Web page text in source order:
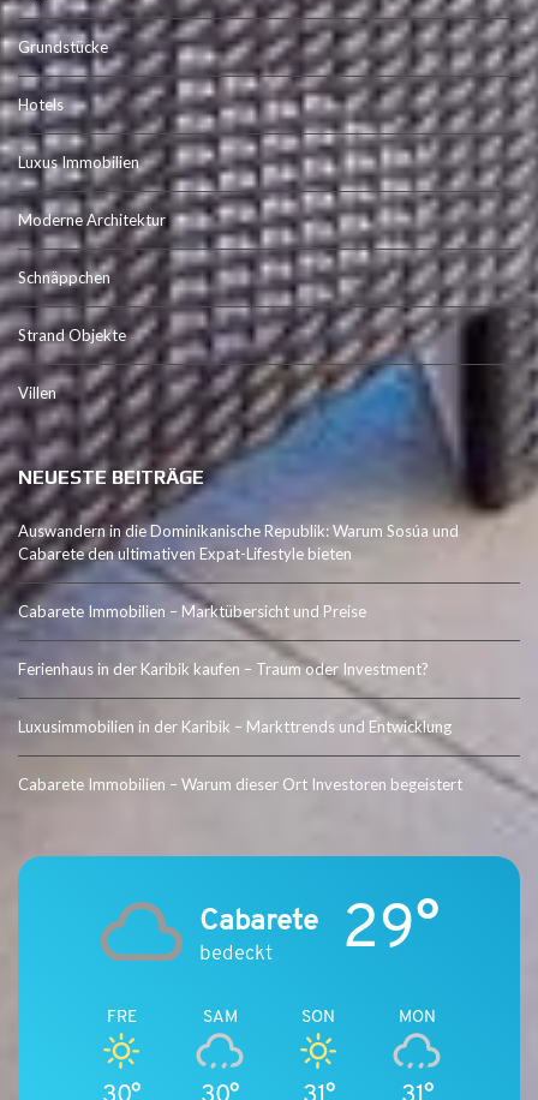
Grundstücke
Hotels
Luxus Immobilien
Moderne Architektur
Schnäppchen
Strand Objekte
Villen
NEUESTE BEITRÄGE
Auswandern in die Dominikanische Republik: Warum Sosúa und
Cabarete den ultimativen Expat-Lifestyle bieten
Cabarete Immobilien – Marktübersicht und Preise
Ferienhaus in der Karibik kaufen – Traum oder Investment?
Luxusimmobilien in der Karibik – Markttrends und Entwicklung
Cabarete Immobilien – Warum dieser Ort Investoren begeistert
Cabarete
bedeckt 29°
FRE
30°
SAM
30°
SON
31°
MON
31°